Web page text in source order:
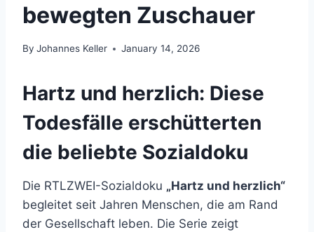
bewegten Zuschauer
By Johannes Keller January 14, 2026
Hartz und herzlich: Diese
Todesfälle erschütterten
die beliebte Sozialdoku
Die RTLZWEI-Sozialdoku „Hartz und herzlich“
begleitet seit Jahren Menschen, die am Rand
der Gesellschaft leben. Die Serie zeigt